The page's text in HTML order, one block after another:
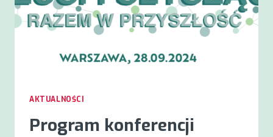
AKTUALNOŚCI
Program konferencji